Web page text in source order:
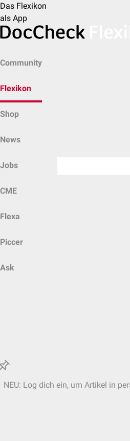
Das Flexikon
als App
Community
Flexikon
Shop
News
Jobs
CME
Flexa
Piccer
Ask
NEU: Log dich ein, um Artikel in